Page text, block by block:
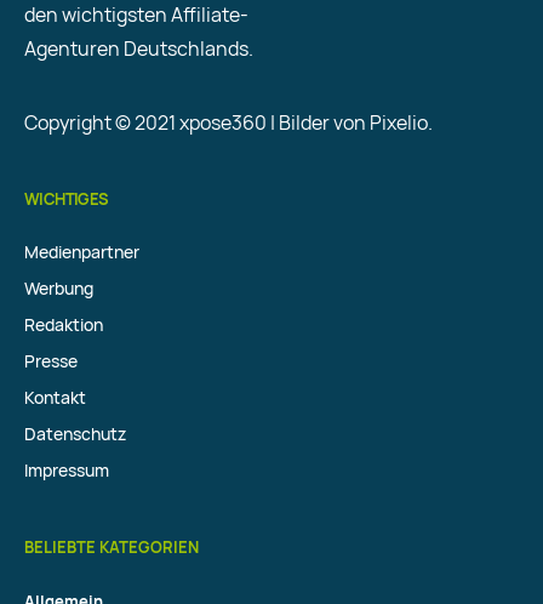
den wichtigsten Affiliate-
Agenturen Deutschlands.
Copyright © 2021 xpose360 | Bilder von Pixelio.
WICHTIGES
Medienpartner
Werbung
Redaktion
Presse
Kontakt
Datenschutz
Impressum
BELIEBTE KATEGORIEN